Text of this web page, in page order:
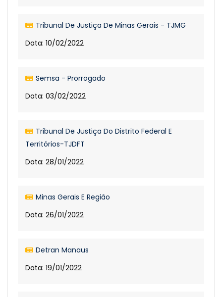
Tribunal De Justiça De Minas Gerais - TJMG
Data: 10/02/2022
Semsa - Prorrogado
Data: 03/02/2022
Tribunal De Justiça Do Distrito Federal E
Territórios-TJDFT
Data: 28/01/2022
Minas Gerais E Região
Data: 26/01/2022
Detran Manaus
Data: 19/01/2022